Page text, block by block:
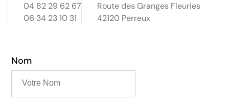
04 82 29 62 67
06 34 23 10 31
Route des Granges Fleuries
42120 Perreux
Nom